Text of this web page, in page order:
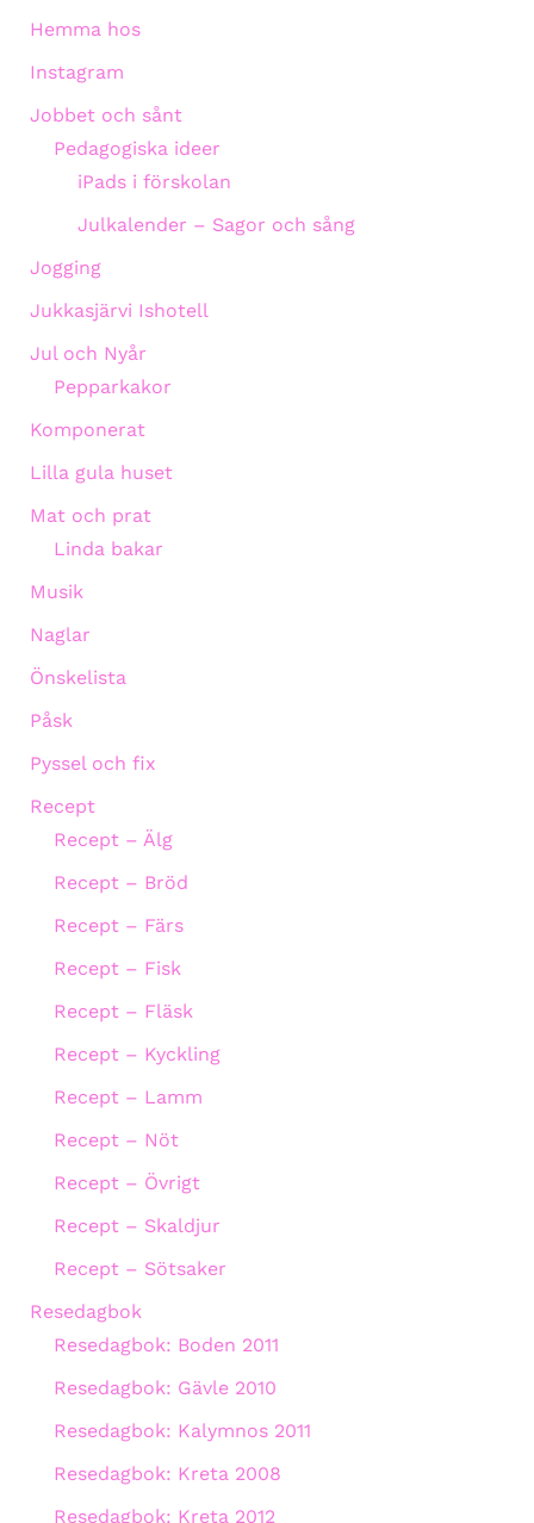
Hemma hos
Instagram
Jobbet och sånt
Pedagogiska ideer
iPads i förskolan
Julkalender – Sagor och sång
Jogging
Jukkasjärvi Ishotell
Jul och Nyår
Pepparkakor
Komponerat
Lilla gula huset
Mat och prat
Linda bakar
Musik
Naglar
Önskelista
Påsk
Pyssel och fix
Recept
Recept – Älg
Recept – Bröd
Recept – Färs
Recept – Fisk
Recept – Fläsk
Recept – Kyckling
Recept – Lamm
Recept – Nöt
Recept – Övrigt
Recept – Skaldjur
Recept – Sötsaker
Resedagbok
Resedagbok: Boden 2011
Resedagbok: Gävle 2010
Resedagbok: Kalymnos 2011
Resedagbok: Kreta 2008
Resedagbok: Kreta 2012